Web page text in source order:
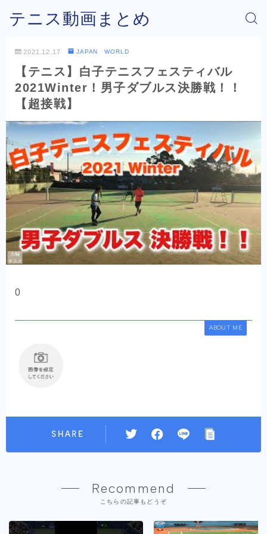
テニス動画まとめ
2021.12.17 JAPAN WORLD
【テニス】白子テニスフェスティバル
2021Winter！男子ダブルス決勝戦！！
【超接戦】
0
ABOUT ME
SHARE
Recommend
こちらの記事もどうぞ